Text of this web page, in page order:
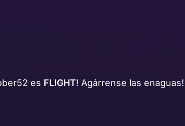
es FLIGHT! Agárrense las enaguas!